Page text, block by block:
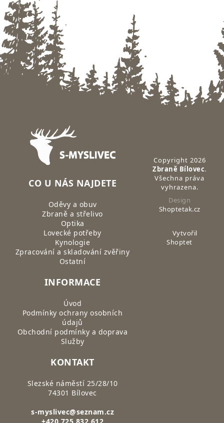
Zápatí
CO U NÁS NAJDETE
Oděvy a obuv
Zbraně a střelivo
Optika
Lovecké potřeby
Kynologie
Zpracování a skladování zvěřiny
Ostatní
INFORMACE
Úvod
Podmínky ochrany osobních
údajů
Obchodní podmínky a doprava
Služby
KONTAKT
Slezské náměstí 25/28/10
74301 Bílovec
s-myslivec@seznam.cz
Copyright 2026
Zbraně Bílovec.
Všechna práva
vyhrazena.
Design
Shoptetak.cz
Vytvořil
Shoptet